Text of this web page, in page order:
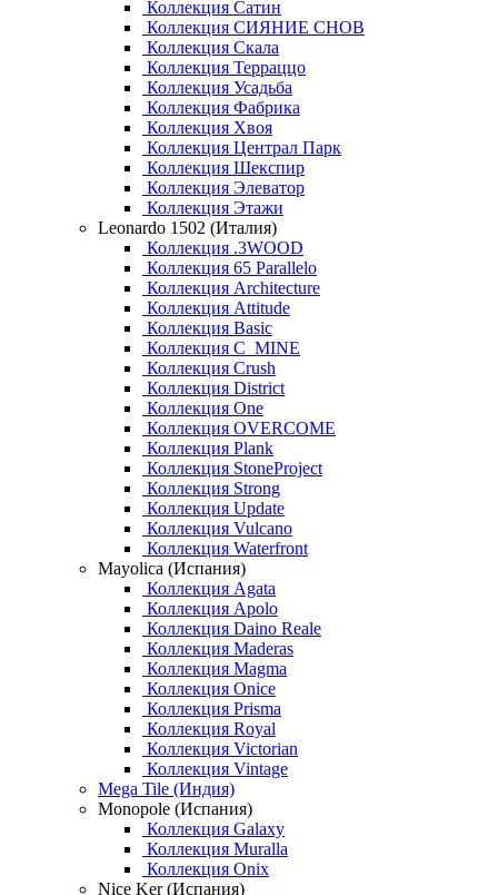
Коллекция Сатин
Коллекция СИЯНИЕ СНОВ
Коллекция Скала
Коллекция Терраццо
Коллекция Усадьба
Коллекция Фабрика
Коллекция Хвоя
Коллекция Централ Парк
Коллекция Шекспир
Коллекция Элеватор
Коллекция Этажи
Leonardo 1502 (Италия)
Коллекция .3WOOD
Коллекция 65 Parallelo
Коллекция Architecture
Коллекция Attitude
Коллекция Basic
Коллекция C_MINE
Коллекция Crush
Коллекция District
Коллекция One
Коллекция OVERCOME
Коллекция Plank
Коллекция StoneProject
Коллекция Strong
Коллекция Update
Коллекция Vulcano
Коллекция Waterfront
Mayolica (Испания)
Коллекция Agata
Коллекция Apolo
Коллекция Daino Reale
Коллекция Maderas
Коллекция Magma
Коллекция Onice
Коллекция Prisma
Коллекция Royal
Коллекция Victorian
Коллекция Vintage
Mega Tile (Индия)
Monopole (Испания)
Коллекция Galaxy
Коллекция Muralla
Коллекция Onix
Nice Ker (Испания)